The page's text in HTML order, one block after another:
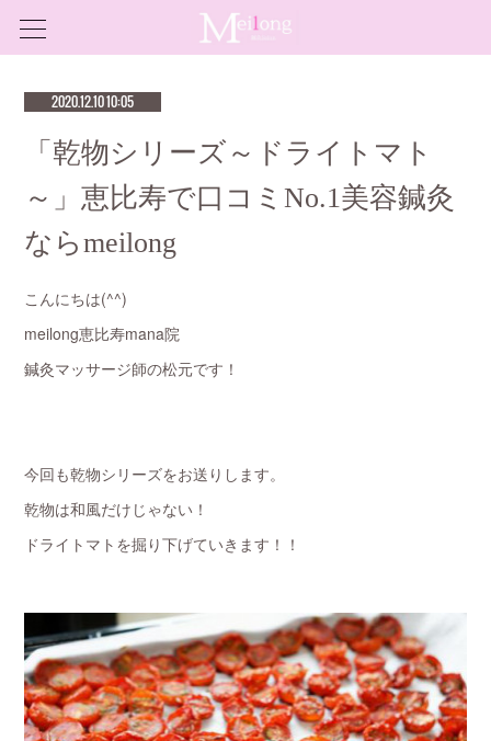
2020.12.10 10:05
「乾物シリーズ～ドライトマト
～」恵比寿で口コミNo.1美容鍼灸
ならmeilong
こんにちは(^^)
meilong恵比寿mana院
鍼灸マッサージ師の松元です！
今回も乾物シリーズをお送りします。
乾物は和風だけじゃない！
ドライトマトを掘り下げていきます！！